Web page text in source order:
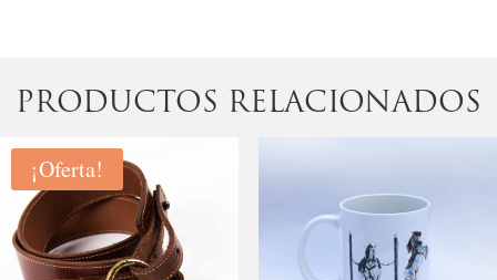
PRODUCTOS RELACIONADOS
¡Oferta!